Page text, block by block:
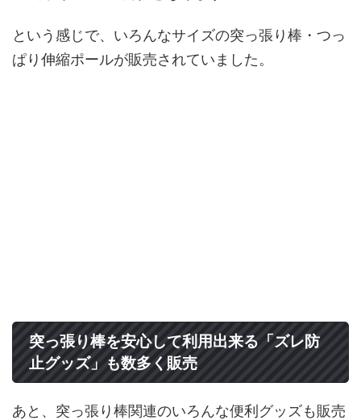
という感じで、いろんなサイズの突っ張り棒・つっ
ぱり伸縮ポールが販売されていました。
突っ張り棒を安心して利用出来る「ズレ防
止グッズ」も数多く販売
あと、突っ張り棒関連のいろんな便利グッズも販売